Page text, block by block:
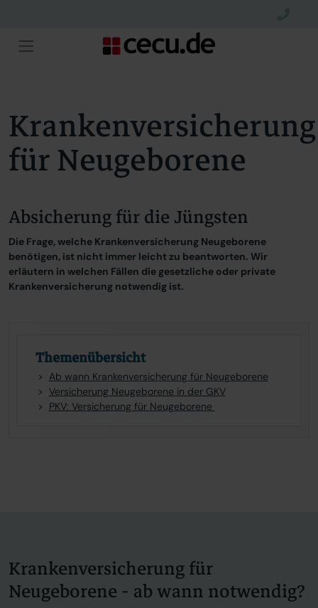
Krankenversicherung
für Neugeborene
Absicherung für die Jüngsten
Die Frage, welche Krankenversicherung Neugeborene
benötigen, ist nicht immer leicht zu beantworten. Wir
erläutern in welchen Fällen die gesetzliche oder private
Krankenversicherung notwendig ist.
Themenübersicht
Ab wann Krankenversicherung für Neugeborene
Versicherung Neugeborene in der GKV
PKV: Versicherung für Neugeborene
Krankenversicherung für
Neugeborene - ab wann notwendig?